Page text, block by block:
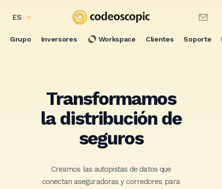
ES
Grupo Inversores Workspace Clientes Soporte
Transformamos
la distribución de
seguros
Creamos las autopistas de datos que
conectan aseguradoras y corredores para